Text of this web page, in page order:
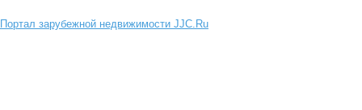
Портал зарубежной недвижимости JJC.Ru